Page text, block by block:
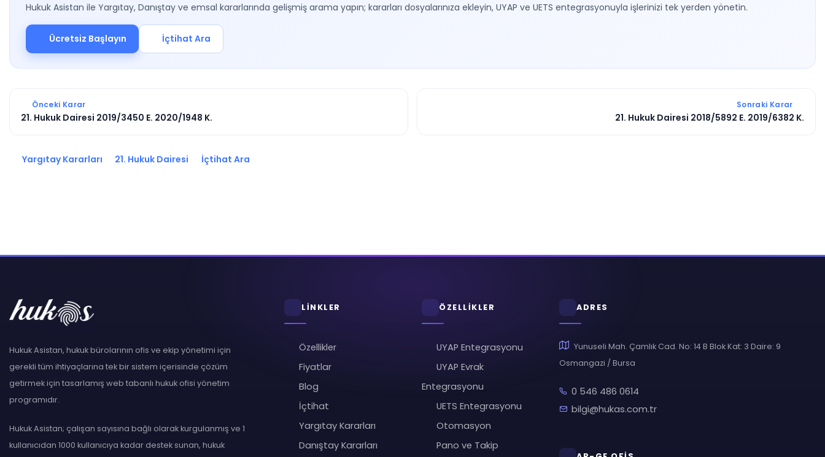
Hukuk Asistan ile Yargıtay, Danıştay ve emsal kararlarında gelişmiş arama yapın; kararları dosyalarınıza ekleyin, UYAP ve UETS entegrasyonuyla işlerinizi tek yerden yönetin.
Ücretsiz Başlayın İçtihat Ara
Önceki Karar
21. Hukuk Dairesi 2019/3450 E. 2020/1948 K.
Sonraki Karar
21. Hukuk Dairesi 2018/5892 E. 2019/6382 K.
Yargıtay Kararları 21. Hukuk Dairesi İçtihat Ara
Hukuk Asistan, hukuk bürolarının ofis ve ekip yönetimi için
gerekli tüm ihtiyaçlarına tek bir sistem içerisinde çözüm
getirmek için tasarlamış web tabanlı hukuk ofisi yönetim
programıdır.
Hukuk Asistan; çalışan sayısına bağlı olarak kurgulanmış ve 1
kullanıcıdan 1000 kullanıcıya kadar destek sunan, hukuk
LİNKLER
Özellikler
Fiyatlar
Blog
İçtihat
Yargıtay Kararları
Danıştay Kararları
ÖZELLİKLER
UYAP Entegrasyonu
UYAP Evrak
Entegrasyonu
UETS Entegrasyonu
Otomasyon
Pano ve Takip
ADRES
Yunuseli Mah. Çamlık Cad. No: 14 B Blok Kat: 3 Daire: 9
Osmangazi / Bursa
0 546 486 0614
bilgi@hukas.com.tr